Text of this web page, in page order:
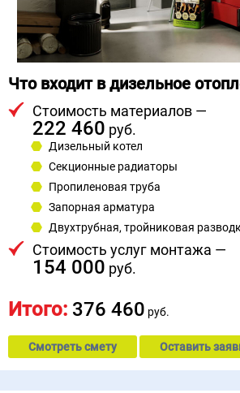
Что входит в дизельное
Стоимость материалов —
222 460 руб.
Дизельный котел
Секционные радиаторы
Пропиленовая труба
Запорная арматура
Двухтрубная, тройниковая
Стоимость услуг монтажа —
154 000 руб.
Итого: 376 460 руб.
Смотреть смету Оставить